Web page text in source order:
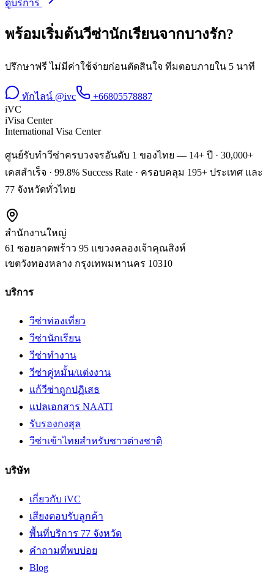
ดูบริการ
พร้อมเริ่มต้นวีซ่านักเรียนจากบางรัก?
ปรึกษาฟรี ไม่มีค่าใช้จ่ายก่อนตัดสินใจ ทีมตอบภายใน 5 นาที
ทักไลน์ @ivc
+66805578887
iVC
iVisa Center
International Visa Center
ศูนย์รับทำวีซ่าครบวงจรอันดับ 1 ของไทย — 14+ ปี · 30,000+
เคสสำเร็จ · 99.8% Success Rate · ครอบคลุม 195+ ประเทศ และ
77 จังหวัดทั่วไทย
สำนักงานใหญ่
61 ซอยลาดพร้าว 95 แขวงคลองเจ้าคุณสิงห์
เขตวังทองหลาง กรุงเทพมหานคร 10310
บริการ
วีซ่าท่องเที่ยว
วีซ่านักเรียน
วีซ่าทำงาน
วีซ่าคู่หมั้น/แต่งงาน
แก้วีซ่าถูกปฏิเสธ
แปลเอกสาร NAATI
รับรองกงสุล
วีซ่าเข้าไทยสำหรับชาวต่างชาติ
บริษัท
เกี่ยวกับ iVC
เสียงตอบรับลูกค้า
พื้นที่บริการ 77 จังหวัด
คำถามที่พบบ่อย
Blog